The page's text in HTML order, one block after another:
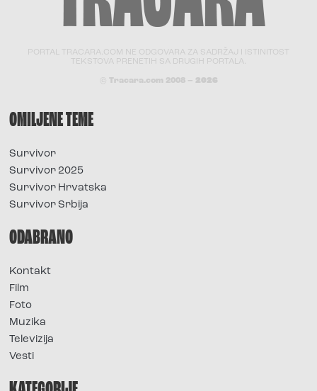
PORTAL TRACARA.COM NE ODGOVARA ZA SADRŽAJ I ISTINITOST
TEKSTOVA PRENETIH SA DRUGIH PORTALA.
© Tracara.com 2008 – 2026
OMILJENE TEME
Survivor
Survivor 2025
Survivor Hrvatska
Survivor Srbija
ODABRANO
Kontakt
Film
Foto
Muzika
Televizija
Vesti